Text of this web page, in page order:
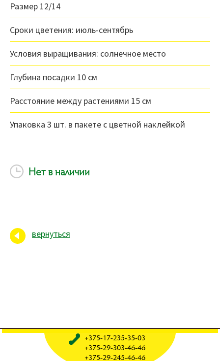
Размер 12/14
Сроки цветения: июль-сентябрь
Условия выращивания: солнечное место
Глубина посадки 10 см
Расстояние между растениями 15 см
Упаковка 3 шт. в пакете с цветной наклейкой
Нет в наличии
вернуться
+375-17-235-35-03
+375-29-303-46-46
+375-29-245-46-46